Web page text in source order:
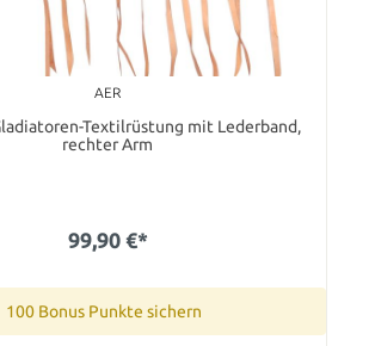
AER
Textilrüstung mit Lederband,
rechter Arm
99,90 €*
100 Bonus Punkte sichern